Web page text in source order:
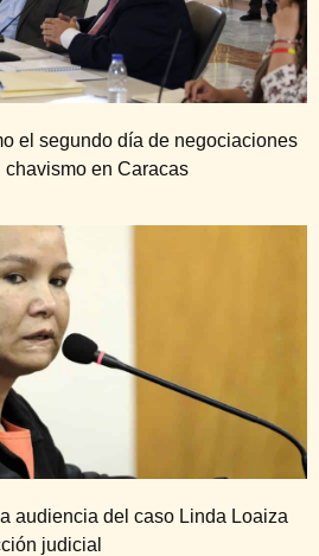
el segundo día de negociaciones
en Caracas
audiencia del caso Linda Loaiza
judicial